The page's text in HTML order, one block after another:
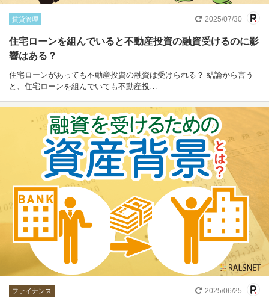
賃貸管理 2025/07/30
住宅ローンを組んでいると不動産投資の融資受けるのに影
響はある？
住宅ローンがあっても不動産投資の融資は受けられる？ 結論から言う
と、住宅ローンを組んでいても不動産投…
ファイナンス 2025/06/25